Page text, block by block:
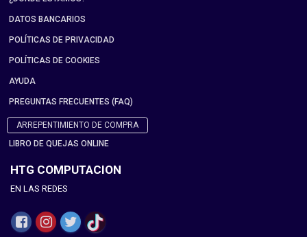
DATOS BANCARIOS
POLÍTICAS DE PRIVACIDAD
POLÍTICAS DE COOKIES
AYUDA
PREGUNTAS FRECUENTES (FAQ)
ARREPENTIMIENTO DE COMPRA
LIBRO DE QUEJAS ONLINE
HTG COMPUTACION
EN LAS REDES